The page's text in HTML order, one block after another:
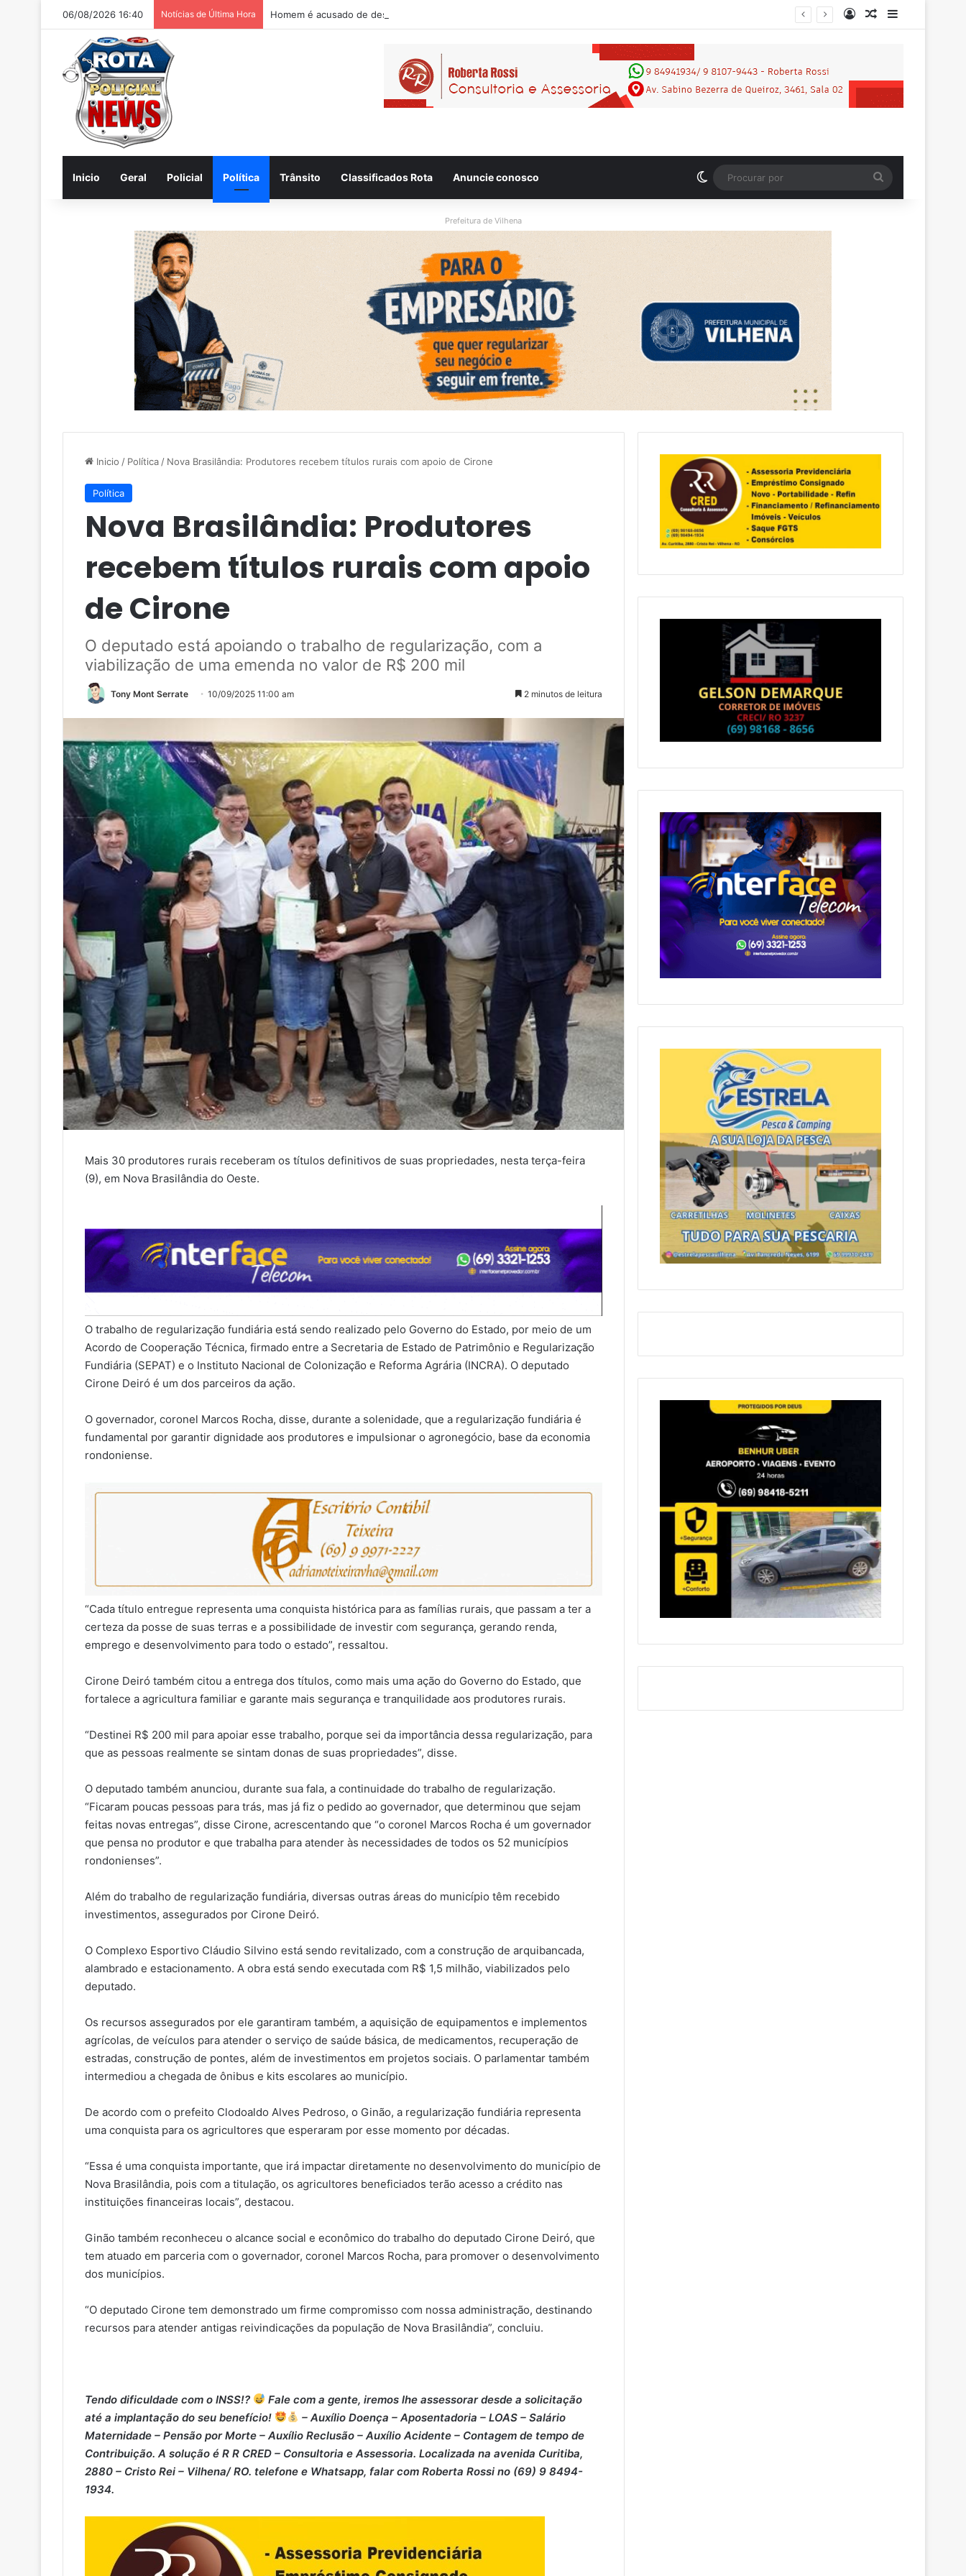
06/08/2026 16:40 Notícias de Última Hora Homem é acusado de desacatar auxiliar de enfermagem no Hospital Regional de Vilhena EntrarArtigo aleatório
Inicio Geral Policial Política Trânsito Classificados Rota Anuncie conosco Switch skin
por
Prefeitura de Vilhena
Inicio / Política / Nova Brasilândia: Produtores recebem títulos rurais com apoio de Cirone
Política
Nova Brasilândia: Produtores
recebem títulos rurais com apoio
de Cirone
O deputado está apoiando o trabalho de regularização, com a
viabilização de uma emenda no valor de R$ 200 mil
Tony Mont Serrate 10/09/2025 11:00 am 2 minutos de leitura
Mais 30 produtores rurais receberam os títulos definitivos de suas propriedades, nesta terça-feira
(9), em Nova Brasilândia do Oeste.
O trabalho de regularização fundiária está sendo realizado pelo Governo do Estado, por meio de um
Acordo de Cooperação Técnica, firmado entre a Secretaria de Estado de Patrimônio e Regularização
Fundiária (SEPAT) e o Instituto Nacional de Colonização e Reforma Agrária (INCRA). O deputado
Cirone Deiró é um dos parceiros da ação.
O governador, coronel Marcos Rocha, disse, durante a solenidade, que a regularização fundiária é
fundamental por garantir dignidade aos produtores e impulsionar o agronegócio, base da economia
rondoniense.
“Cada título entregue representa uma conquista histórica para as famílias rurais, que passam a ter a
certeza da posse de suas terras e a possibilidade de investir com segurança, gerando renda,
emprego e desenvolvimento para todo o estado”, ressaltou.
Cirone Deiró também citou a entrega dos títulos, como mais uma ação do Governo do Estado, que
fortalece a agricultura familiar e garante mais segurança e tranquilidade aos produtores rurais.
“Destinei R$ 200 mil para apoiar esse trabalho, porque sei da importância dessa regularização, para
que as pessoas realmente se sintam donas de suas propriedades”, disse.
O deputado também anunciou, durante sua fala, a continuidade do trabalho de regularização.
“Ficaram poucas pessoas para trás, mas já fiz o pedido ao governador, que determinou que sejam
feitas novas entregas”, disse Cirone, acrescentando que “o coronel Marcos Rocha é um governador
que pensa no produtor e que trabalha para atender às necessidades de todos os 52 municípios
rondonienses”.
Além do trabalho de regularização fundiária, diversas outras áreas do município têm recebido
investimentos, assegurados por Cirone Deiró.
O Complexo Esportivo Cláudio Silvino está sendo revitalizado, com a construção de arquibancada,
alambrado e estacionamento. A obra está sendo executada com R$ 1,5 milhão, viabilizados pelo
deputado.
Os recursos assegurados por ele garantiram também, a aquisição de equipamentos e implementos
agrícolas, de veículos para atender o serviço de saúde básica, de medicamentos, recuperação de
estradas, construção de pontes, além de investimentos em projetos sociais. O parlamentar também
intermediou a chegada de ônibus e kits escolares ao município.
De acordo com o prefeito Clodoaldo Alves Pedroso, o Ginão, a regularização fundiária representa
uma conquista para os agricultores que esperaram por esse momento por décadas.
“Essa é uma conquista importante, que irá impactar diretamente no desenvolvimento do município de
Nova Brasilândia, pois com a titulação, os agricultores beneficiados terão acesso a crédito nas
instituições financeiras locais”, destacou.
Ginão também reconheceu o alcance social e econômico do trabalho do deputado Cirone Deiró, que
tem atuado em parceria com o governador, coronel Marcos Rocha, para promover o desenvolvimento
dos municípios.
“O deputado Cirone tem demonstrado um firme compromisso com nossa administração, destinando
recursos para atender antigas reivindicações da população de Nova Brasilândia”, concluiu.
Tendo dificuldade com o INSS!?
Fale com a gente, iremos lhe assessorar desde a solicitação
até a implantação do seu benefício!
– Auxílio Doença – ⁠Aposentadoria – ⁠LOAS – ⁠Salário
Maternidade – ⁠Pensão por Morte – ⁠Auxílio Reclusão – ⁠Auxílio Acidente – ⁠Contagem de tempo de
Contribuição. A solução é R R CRED – Consultoria e Assessoria. Localizada na avenida Curitiba,
2880 – Cristo Rei – Vilhena/ RO. telefone e Whatsapp, falar com Roberta Rossi no (69) 9 8494-
1934.